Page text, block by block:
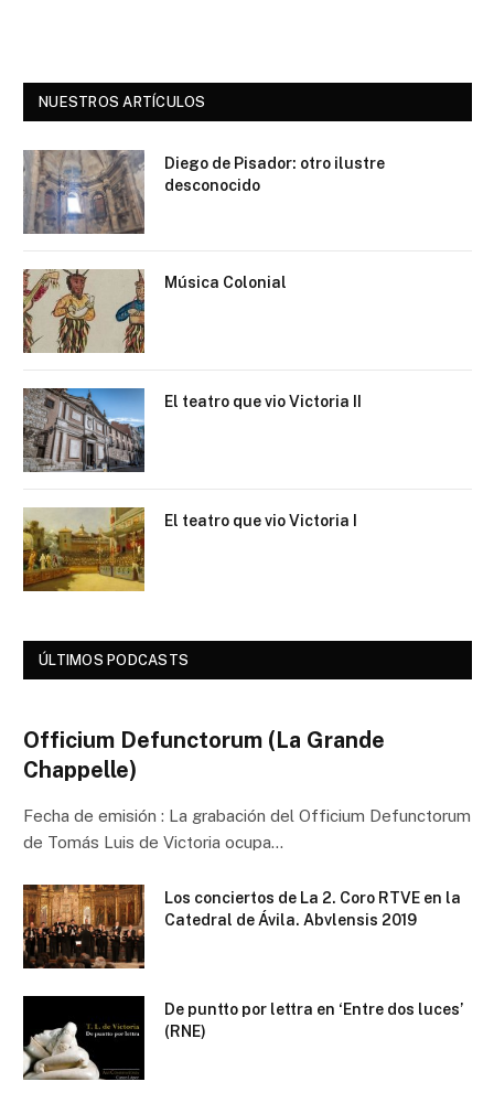
NUESTROS ARTÍCULOS
Diego de Pisador: otro ilustre
desconocido
Música Colonial
El teatro que vio Victoria II
El teatro que vio Victoria I
ÚLTIMOS PODCASTS
Officium Defunctorum (La Grande
Chappelle)
Fecha de emisión : La grabación del Officium Defunctorum
de Tomás Luis de Victoria ocupa…
Los conciertos de La 2. Coro RTVE en la
Catedral de Ávila. Abvlensis 2019
De puntto por lettra en ‘Entre dos luces’
(RNE)